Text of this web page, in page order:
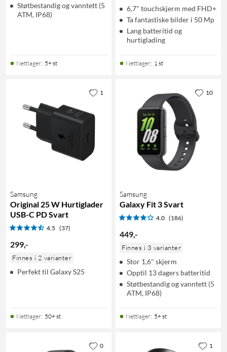
Støtbestandig og vanntett (5
ATM, IP68)
Nettlager: 5+ st
6,7" touchskjerm med FHD+
Ta fantastiske bilder i 50 Mp
Lang batteritid og
hurtiglading
Nettlager: 1 st
Samsung
Original 25 W Hurtiglader
USB-C PD Svart
4.5 (37)
299,-
Finnes i 2 varianter
Perfekt til Galaxy S25
Nettlager: 50+ st
1
Samsung
Galaxy Fit 3 Svart
4.0 (186)
449,-
Finnes i 3 varianter
Stor 1,6" skjerm
Opptil 13 dagers batteritid
Støtbestandig og vanntett (5
ATM, IP68)
Nettlager: 5+ st
10
0 1